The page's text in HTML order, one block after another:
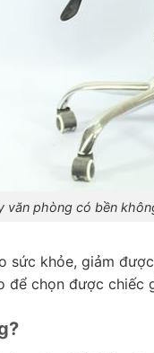
văn phòng có bền
sức khỏe, giảm
để chọn được chiếc